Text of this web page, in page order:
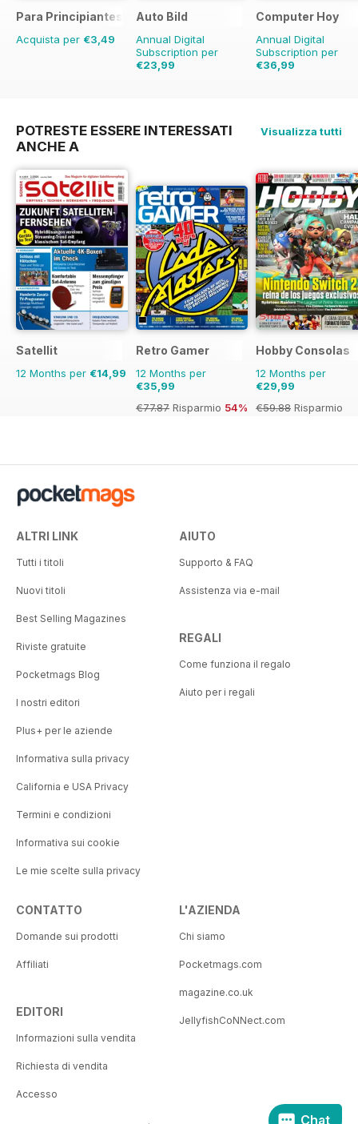
Para Principiantes
Acquista per €3,49
Auto Bild
Annual Digital
Subscription per
€23,99
Computer Hoy
Annual Digital
Subscription per
€36,99
POTRESTE ESSERE INTERESSATI
ANCHE A
Visualizza tutti
Satellit
12 Months per €14,99
Retro Gamer
12 Months per
€35,99
€77.87 Risparmio 54%
Hobby Consolas
12 Months per
€29,99
€59.88 Risparmio
ALTRI LINK
Tutti i titoli
Nuovi titoli
Best Selling Magazines
Riviste gratuite
Pocketmags Blog
I nostri editori
Plus+ per le aziende
Informativa sulla privacy
California e USA Privacy
Termini e condizioni
Informativa sui cookie
Le mie scelte sulla privacy
AIUTO
Supporto & FAQ
Assistenza via e-mail
REGALI
Come funziona il regalo
Aiuto per i regali
CONTATTO
Domande sui prodotti
Affiliati
EDITORI
Informazioni sulla vendita
Richiesta di vendita
Accesso
L'AZIENDA
Chi siamo
Pocketmags.com
magazine.co.uk
JellyfishCoNNect.com
Chat